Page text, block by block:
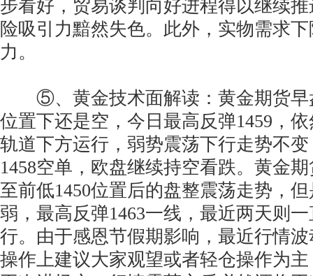
步看好，贸易谈判向好进程得以继续
险吸引力黯然失色。此外，实物需求
力。
⑤、黄金技术面解读：黄金期货早
位置下还是空，今日最高反弹1459，
轨道下方运行，弱势震荡下行走势不
1458空单，欧盘继续持空看跌。黄金
至前低1450位置后的盘整震荡走势，
弱，最高反弹1463一线，最近两天则
行。由于感恩节假期影响，最近行情
操作上建议大家观望或者轻仓操作为主